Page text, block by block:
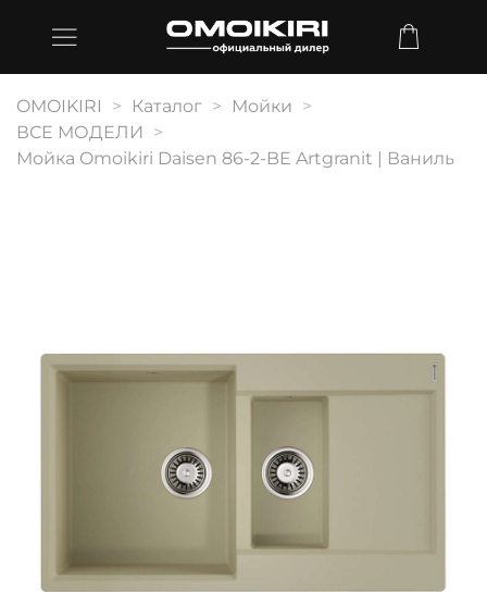
OMOIKIRI Каталог
Мойки
ВСЕ МОДЕЛИ
Мойка Omoikiri Daisen 86-2-BE Artgranit | Ваниль